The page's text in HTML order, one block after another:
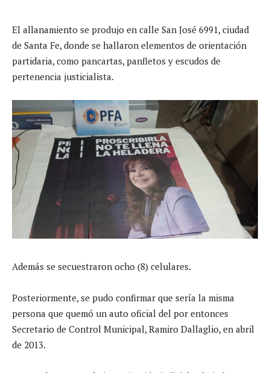
El allanamiento se produjo en calle San José 6991, ciudad
de Santa Fe, donde se hallaron elementos de orientación
partidaria, como pancartas, panfletos y escudos de
pertenencia justicialista.
Además se secuestraron ocho (8) celulares.
Posteriormente, se pudo confirmar que sería la misma
persona que quemó un auto oficial del por entonces
Secretario de Control Municipal, Ramiro Dallaglio, en abril
de 2013.